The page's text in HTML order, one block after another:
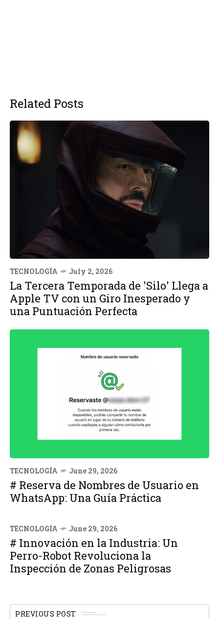
Related Posts
TECNOLOGÍA July 2, 2026
La Tercera Temporada de 'Silo' Llega a
Apple TV con un Giro Inesperado y
una Puntuación Perfecta
TECNOLOGÍA June 29, 2026
# Reserva de Nombres de Usuario en
WhatsApp: Una Guía Práctica
TECNOLOGÍA June 29, 2026
# Innovación en la Industria: Un
Perro-Robot Revoluciona la
Inspección de Zonas Peligrosas
PREVIOUS POST